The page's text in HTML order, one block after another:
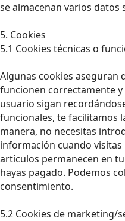
se almacenan varios datos
5. Cookies
5.1 Cookies técnicas o
Algunas cookies aseguran
funcionen correctamente
usuario sigan
funcionales, te facilitamos
manera, no necesitas
información cuando
artículos permanecen en
hayas pagado. Podemos
consentimiento.
5.2 Cookies de marketing/